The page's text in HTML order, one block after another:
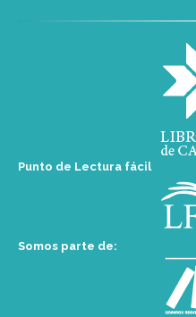
Punto de Lectura fácil
Somos parte de: